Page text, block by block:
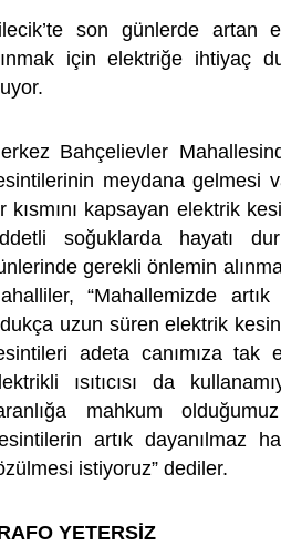
son günlerde artan
için elektriğe ihtiyaç
Bahçelievler
meydana gelmesi
kısmını kapsayan elektrik
soğuklarda hayatı
gerekli önlemin
“Mahallemizde
uzun süren elektrik
adeta canımıza tak
ısıtıcısı da
mahkum
artık dayanılmaz
istiyoruz” dediler.
YETERSİZ